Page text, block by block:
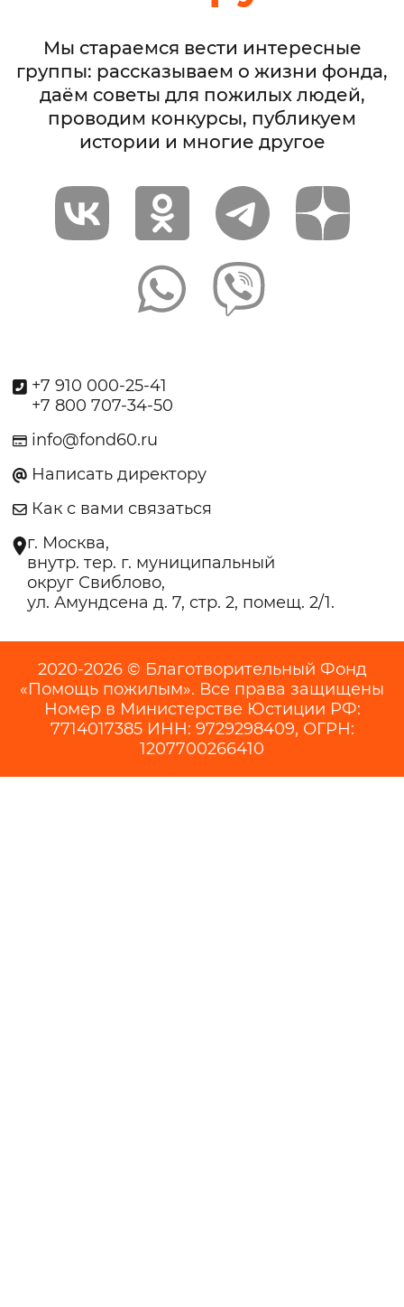
Мы стараемся вести интересные
группы: рассказываем о жизни фонда,
даём советы для пожилых людей,
проводим конкурсы, публикуем
истории и многие другое
+7 910 000-25-41
+7 800 707-34-50
info@fond60.ru
Написать директору
Как с вами связаться
г. Москва,
внутр. тер. г. муниципальный
округ Свиблово,
ул. Амундсена д. 7, стр. 2, помещ. 2/1.
2020-2026 © Благотворительный Фонд
«Помощь пожилым». Все права защищены
Номер в Министерстве Юстиции РФ:
7714017385 ИНН: 9729298409, ОГРН:
1207700266410